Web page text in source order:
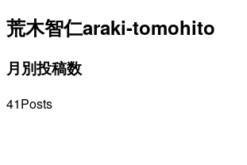
荒木智仁araki-tomohito
月別投稿数
41Posts